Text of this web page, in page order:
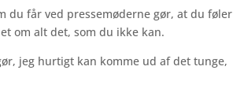
du får ved pressemøderne gør, at du føler
om alt det, som du ikke kan.
jeg hurtigt kan komme ud af det tunge,